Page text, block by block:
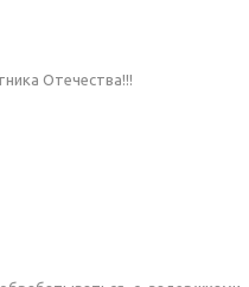
Отечества!!!